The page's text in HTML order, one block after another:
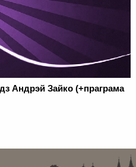
Андрэй Зайко (+праграма